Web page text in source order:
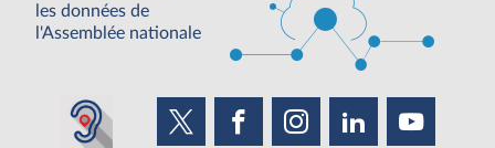
les données de
l'Assemblée nationale